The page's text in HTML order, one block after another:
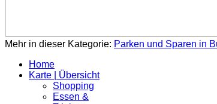
Mehr in dieser Kategorie: Parken und Sparen in
Home
Karte | Übersicht
Shopping
Essen &